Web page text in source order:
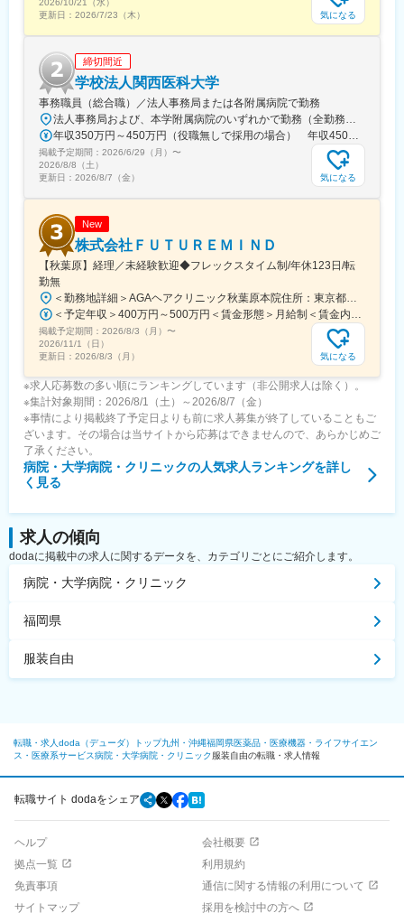
県)、南堀端駅、はりまや橋駅、旦過駅、高見橋駅、熊本城・市役
2026/10/21（水）
更新日： 2026/7/23（木） 気になる
締切間近
学校法人関西医科大学
事務職員（総合職）／法人事務局または各附属病院で勤務
法人事務局および、本学附属病院のいずれかで勤務（全勤務地、最寄り駅から徒歩5分以内）【関西医科大学 法人事務局】大阪府枚方市新町2丁目5-1■京阪本線 枚方市駅～徒歩5分※京阪 枚方市駅まで…・京阪 京橋駅から特急乗車14分・京阪 中書島駅から特急乗車16分【附属病院】大阪府枚方市新町2丁目3-1■京阪本線 枚方市駅～徒歩3分【総合医療センター】大阪府守口市文園町10-15■京阪本線 滝井駅～徒歩3分■地下鉄谷町線・今里筋線 太子橋今市駅～徒歩5分 ※京阪 滝井駅まで… ・京阪 京橋駅から各停乗車9分 ※谷町線 太子橋今市駅まで…・谷町線 大日駅から乗車8分・谷町線 東梅田駅から乗車13分【香里病院】大阪府寝屋川市香里本通町8-45■京阪本線 香里園駅～徒歩1分 ※京阪 香里園駅まで… ・京阪 京橋駅・樟葉駅から準急乗車15分 ・京阪中書島駅から準急乗車35分（特急乗車、枚方市駅で乗り換えると25分） ◎経験・能力など適性を考慮し配属します。 ※転居を伴う転勤なし※U・Iターン歓迎
年収350万円～450万円（役職無しで採用の場合） 年収450万円～550万円（主任級で採用の場合）
掲載予定期間： 2026/6/29（月） 〜
2026/8/8（土）
更新日： 2026/8/7（金） 気になる
New
株式会社ＦＵＴＵＲＥＭＩＮＤ
【秋葉原】経理／未経験歓迎◆フレックスタイム制/年休123日/転
勤無
＜勤務地詳細＞AGAヘアクリニック秋葉原本院住所：東京都千代田区外神田3-12-8 住友不動産秋葉原ビル9F受動喫煙対策：屋内全面禁煙変更の範囲：会社の定める事業所（リモートワーク含む）
＜予定年収＞400万円～500万円＜賃金形態＞月給制＜賃金内訳＞月額（基本給）：275,000円～350,000円＜月給＞275,000円～350,000円＜昇給有無＞有＜残業手当＞有＜給与補足＞■ 多職種手当:5万円（複数の職種をマルチに対応するスタッフへの手当） ■ 多エリア手当:4万円（複数の拠点を横断してくれるスタッフへの手当） ■ 役職手当:0～52万円■ 達成手当：0～100万円（半期評価によって増減する手当）賃金はあくまでも目安の金額であり、選考を通じて上下する可能性があります。月給(月額)は固定手当を含めた表記です。
掲載予定期間： 2026/8/3（月） 〜
2026/11/1（日）
更新日： 2026/8/3（月） 気になる
※求人応募数の多い順にランキングしています（非公開求人は除く）。
※集計対象期間：2026/8/1（土）～2026/8/7（金）
※事情により掲載終了予定日よりも前に求人募集が終了していることもご
ざいます。その場合は当サイトから応募はできませんので、あらかじめご
了承ください。
病院・大学病院・クリニックの人気求人ランキングを詳し
く見る
求人の傾向
dodaに掲載中の求人に関するデータを、カテゴリごとにご紹介します。
病院・大学病院・クリニック
福岡県
服装自由
転職・求人doda（デューダ）トップ九州・沖縄福岡県医薬品・医療機器・ライフサイエン
ス・医療系サービス病院・大学病院・クリニック服装自由の転職・求人情報
転職サイト dodaをシェア
ヘルプ
会社概要
拠点一覧
利用規約
免責事項
通信に関する情報の利用について
サイトマップ
採用を検討中の方へ